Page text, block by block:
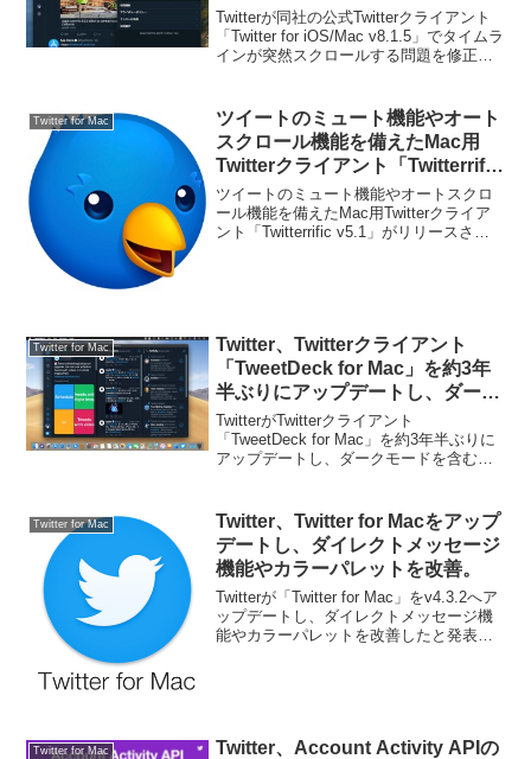
る問題を修正。
Twitterが同社の公式Twitterクライアント
「Twitter for iOS/Mac v8.1.5」でタイムラ
インが突然スクロールする問題を修正し
Twitter for Mac
ツイートのミュート機能やオート
スクロール機能を備えたMac用
Twitterクライアント「Twitterrific
v5.1」がリリース。
ツイートのミュート機能やオートスクロ
ール機能を備えたMac用Twitterクライア
ント「Twitterrific v5.1」がリリースされ
Twitter for Mac
Twitter、Twitterクライアント
「TweetDeck for Mac」を約3年
半ぶりにアップデートし、ダーク
モードを含むmacOS Mojaveのサ
ポートや多くのクラッシュ問題を
修正。
TwitterがTwitterクライアント
「TweetDeck for Mac」を約3年半ぶりに
アップデートし、ダークモードを含む
Twitter for Mac
Twitter、Twitter for Macをアップ
デートし、ダイレクトメッセージ
機能やカラーパレットを改善。
Twitterが「Twitter for Mac」をv4.3.2へア
ップデートし、ダイレクトメッセージ機
能やカラーパレットを改善したと発表し
Twitter for Mac
Twitter、Account Activity APIの